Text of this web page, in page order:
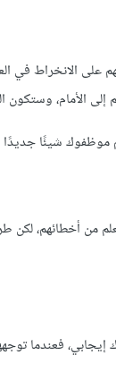
الانخراط في
إلى الأمام،
شيئًا جديدًا
من أخطائهم،
فعندما